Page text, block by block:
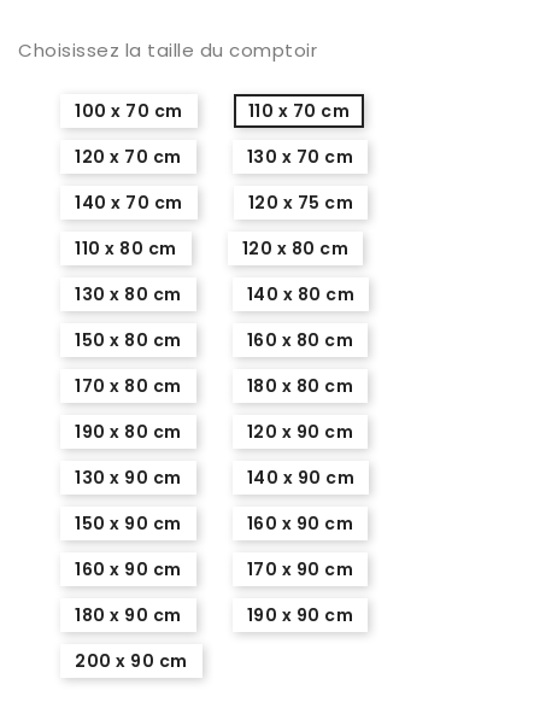
Choisissez la taille du comptoir
100 x 70 cm
110 x 70 cm
120 x 70 cm
130 x 70 cm
140 x 70 cm
120 x 75 cm
110 x 80 cm
120 x 80 cm
130 x 80 cm
140 x 80 cm
150 x 80 cm
160 x 80 cm
170 x 80 cm
180 x 80 cm
190 x 80 cm
120 x 90 cm
130 x 90 cm
140 x 90 cm
150 x 90 cm
160 x 90 cm
160 x 90 cm
170 x 90 cm
180 x 90 cm
190 x 90 cm
200 x 90 cm